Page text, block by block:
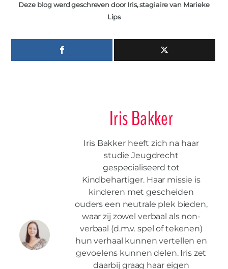
Deze blog werd geschreven door Iris, stagiaire van Marieke
Lips
Iris Bakker
Iris Bakker heeft zich na haar
studie Jeugdrecht
gespecialiseerd tot
Kindbehartiger. Haar missie is
kinderen met gescheiden
ouders een neutrale plek bieden,
waar zij zowel verbaal als non-
verbaal (d.m.v. spel of tekenen)
hun verhaal kunnen vertellen en
gevoelens kunnen delen. Iris zet
daarbij graag haar eigen